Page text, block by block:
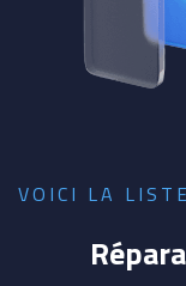
VOICI LA